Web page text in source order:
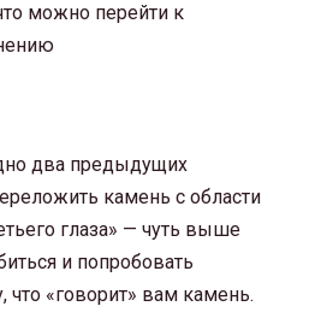
можно перейти к
два предыдущих
камень с области
глаза» — чуть выше
и попробовать
что «говорит» вам камень.